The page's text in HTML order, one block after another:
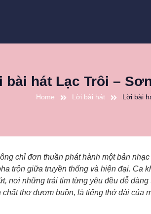
bài hát Lạc Trôi –
Home Lời bài hát Lời bài
chỉ đơn thuần phát hành một bản
trộn giữa truyền thống và hiện đại. Ca
nơi những trái tim từng yêu đều dễ
thơ đượm buồn, là tiếng thở dài của